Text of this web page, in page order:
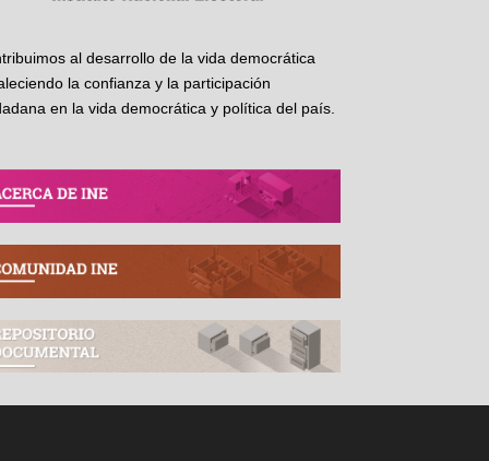
al desarrollo de la vida democrática
la confianza y la participación
en la vida democrática y política del país.